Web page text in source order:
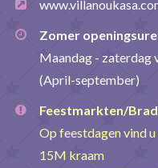
Zomer
Maandag - zaterdag
(April-september)
Feestmarkten/
Op feestdagen vind
15M kraam